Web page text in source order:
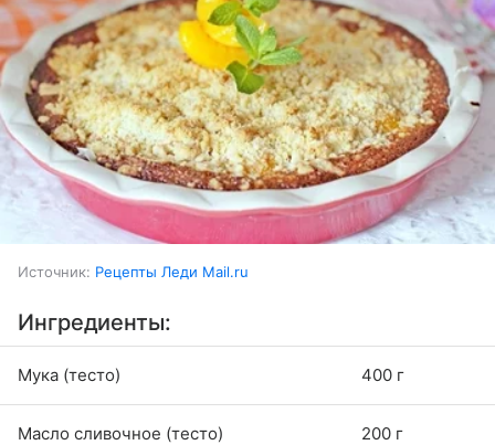
Источник: Рецепты Леди Mail.ru
Ингредиенты:
Мука (тесто) 400 г
Масло сливочное (тесто) 200 г